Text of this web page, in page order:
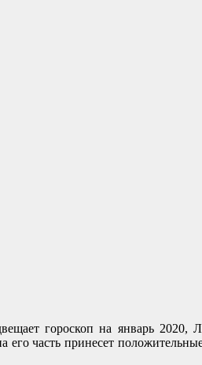
гороскоп на январь
часть принесет